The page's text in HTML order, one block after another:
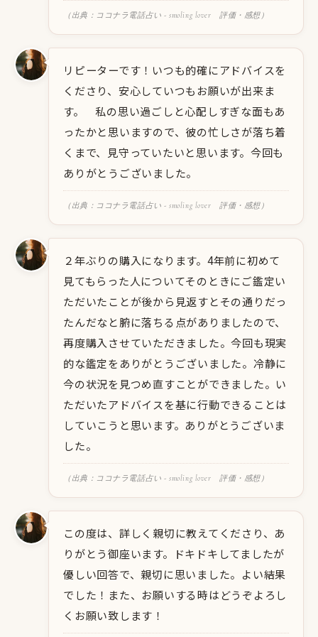
（出典：ココナラ電話占い - smoling lover 評価・感想）
リピーターです！いつも的確にアドバイスを
くださり、安心していつもお願いが出来ま
す。 私の思い過ごしと心配しすぎな面もあ
ったかと思いますので、彼の忙しさが落ち着
くまで、見守っていたいと思います。今回も
ありがとうございました。
（出典：ココナラ電話占い - smoling lover 評価・感想）
２年ぶりの購入になります。4年前に初めて
見てもらった人についてそのときにご鑑定い
ただいたことが後から見返すとその通りだっ
たんだなと腑に落ちる点がありましたので、
再度購入させていただきました。今回も現実
的な鑑定をありがとうございました。冷静に
今の状況を見つめ直すことができました。い
ただいたアドバイスを基に行動できることは
していこうと思います。ありがとうございま
した。
（出典：ココナラ電話占い - smoling lover 評価・感想）
この度は、詳しく親切に教えてくださり、あ
りがとう御座います。ドキドキしてましたが
優しい回答で、親切に思いました。よい結果
でした！また、お願いする時はどうぞよろし
くお願い致します！